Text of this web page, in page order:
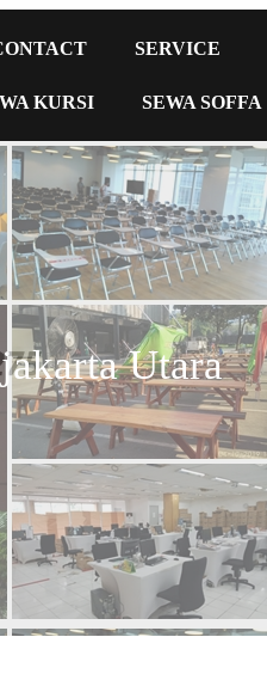
SERVICE
KURSI SEWA SOFFA
Utara